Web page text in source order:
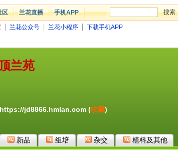
区 兰花直播 手机APP
兰花公众号 兰花小程序 下载手机APP
兰苑
https://jd8866.hmlan.com (收藏)
新品 组培 杂交 植料及其他